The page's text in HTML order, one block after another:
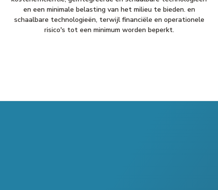
en een minimale belasting van het milieu te bieden. en
schaalbare technologieën, terwijl financiële en operationele
risico's tot een minimum worden beperkt.